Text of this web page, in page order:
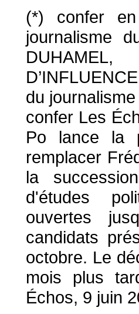
(*) confer
journalisme
du
confer Les
Po lance la
remplacer
la
d'études
ouvertes
candidats
octobre. Le
mois plus
Échos, 9 juin